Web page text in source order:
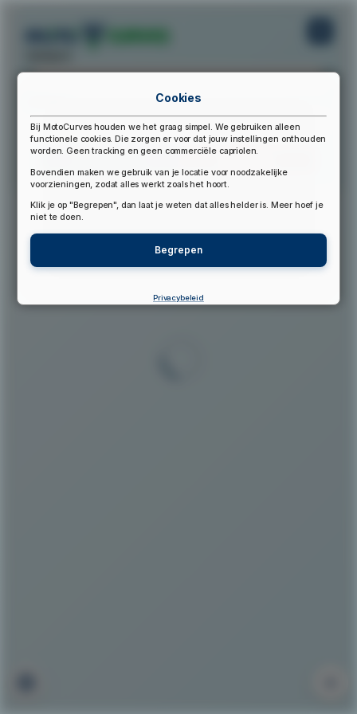
▲
Cookies
Bij MotoCurves houden we het graag simpel. We gebruiken alleen
functionele cookies. Die zorgen er voor dat jouw instellingen onthouden
worden. Geen tracking en geen commerciële capriolen.
Bovendien maken we gebruik van je locatie voor noodzakelijke
voorzieningen, zodat alles werkt zoals het hoort.
Klik je op "Begrepen", dan laat je weten dat alles helder is. Meer hoef je
niet te doen.
Begrepen
Privacybeleid